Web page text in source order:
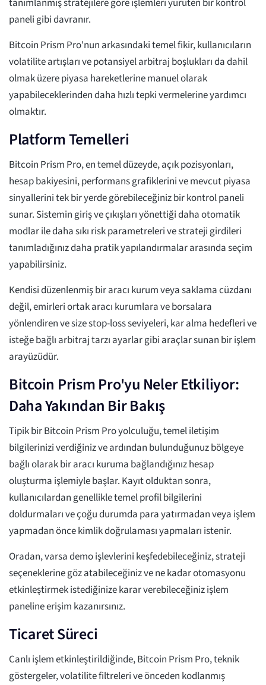
tanımlanmış stratejilere göre işlemleri yürüten bir kontrol
paneli gibi davranır.
Bitcoin Prism Pro'nun arkasındaki temel fikir, kullanıcıların
volatilite artışları ve potansiyel arbitraj boşlukları da dahil
olmak üzere piyasa hareketlerine manuel olarak
yapabileceklerinden daha hızlı tepki vermelerine yardımcı
olmaktır.
Platform Temelleri
Bitcoin Prism Pro, en temel düzeyde, açık pozisyonları,
hesap bakiyesini, performans grafiklerini ve mevcut piyasa
sinyallerini tek bir yerde görebileceğiniz bir kontrol paneli
sunar. Sistemin giriş ve çıkışları yönettiği daha otomatik
modlar ile daha sıkı risk parametreleri ve strateji girdileri
tanımladığınız daha pratik yapılandırmalar arasında seçim
yapabilirsiniz.
Kendisi düzenlenmiş bir aracı kurum veya saklama cüzdanı
değil, emirleri ortak aracı kurumlara ve borsalara
yönlendiren ve size stop-loss seviyeleri, kar alma hedefleri ve
isteğe bağlı arbitraj tarzı ayarlar gibi araçlar sunan bir işlem
arayüzüdür.
Bitcoin Prism Pro'yu Neler Etkiliyor:
Daha Yakından Bir Bakış
Tipik bir Bitcoin Prism Pro yolculuğu, temel iletişim
bilgilerinizi verdiğiniz ve ardından bulunduğunuz bölgeye
bağlı olarak bir aracı kuruma bağlandığınız hesap
oluşturma işlemiyle başlar. Kayıt olduktan sonra,
kullanıcılardan genellikle temel profil bilgilerini
doldurmaları ve çoğu durumda para yatırmadan veya işlem
yapmadan önce kimlik doğrulaması yapmaları istenir.
Oradan, varsa demo işlevlerini keşfedebileceğiniz, strateji
seçeneklerine göz atabileceğiniz ve ne kadar otomasyonu
etkinleştirmek istediğinize karar verebileceğiniz işlem
paneline erişim kazanırsınız.
Ticaret Süreci
Canlı işlem etkinleştirildiğinde, Bitcoin Prism Pro, teknik
göstergeler, volatilite filtreleri ve önceden kodlanmış